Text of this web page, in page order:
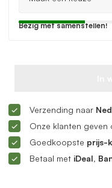
Bezig met samenstellen!
Verzending naar
Onze klanten geven
Goedkoopste prijs-
Betaal met iDeal,